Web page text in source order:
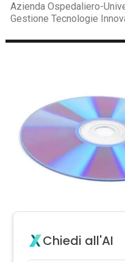
Azienda Ospedaliero-
Gestione Tecnologie
Chiedi all'AI